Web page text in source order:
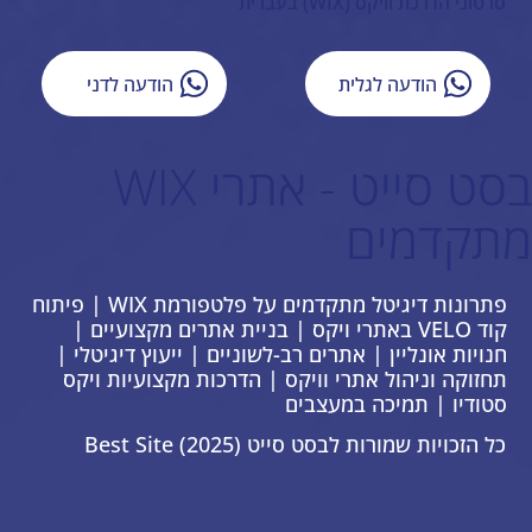
הודעה לגלית הודעה לדני
פתרונות דיגיטל מתקדמים על פלטפורמת WIX | פיתוח
קוד VELO באתרי ויקס | בניית אתרים מקצועיים |
חנויות אונליין | אתרים רב-לשוניים | ייעוץ דיגיטלי |
תחזוקה וניהול אתרי וויקס | הדרכות מקצועיות ויקס
סטודיו | תמיכה במעצבים
כל הזכויות שמורות לבסט סייט Best Site (2025)